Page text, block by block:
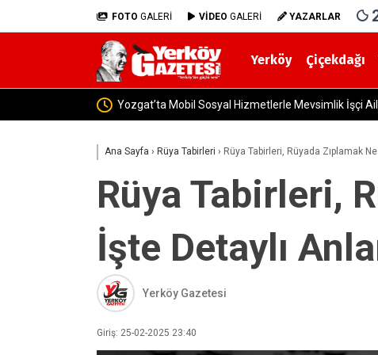
FOTO GALERİ VİDEO GALERİ YAZARLAR
Yerköy Çiçekdağı
Yerköy İlçe Sağlık Müdürü Dr. Candaş Tan’dan
Ana Sayfa › Rüya Tabirleri › Rüya Tabirleri, Rüyada Zıplamak
Rüya Tabirleri,
İşte Detaylı
Yerköy Gazetesi
Giriş: 25-02-2025 23:40